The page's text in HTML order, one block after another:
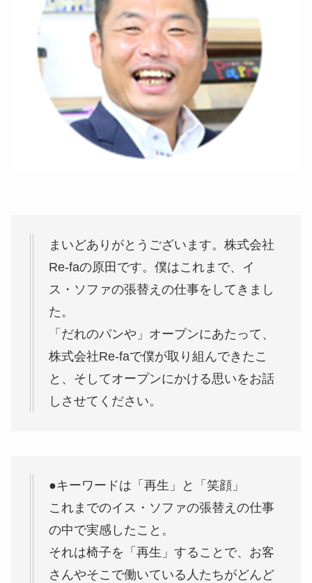
まいどありがとうございます。株式会社
Re-faの原田です。僕はこれまで、イ
ス・ソファの張替えの仕事をしてきまし
た。
「だれのパンや」オープンにあたって、
株式会社Re-faで僕が取り組んできたこ
と、そしてオープンにかける思いをお話
しさせてください。
●キーワードは「再生」と「笑顔」
これまでのイス・ソファの張替えの仕事
の中で実感したこと。
それは椅子を「再生」することで、お客
さんやそこで働いている人たちがどんど